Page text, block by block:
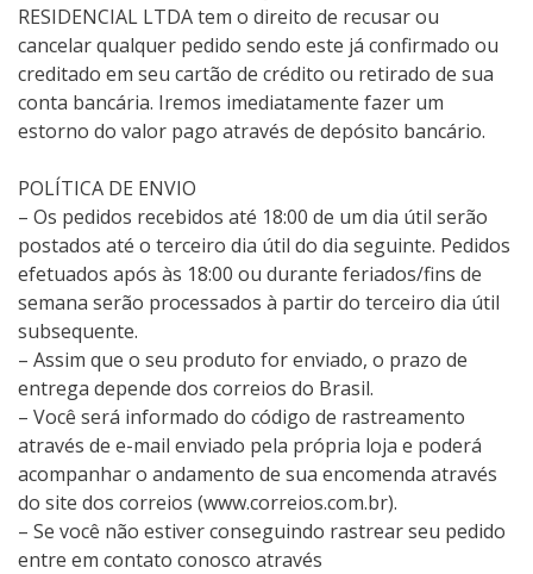
RESIDENCIAL LTDA tem o direito de recusar ou
cancelar qualquer pedido sendo este já confirmado ou
creditado em seu cartão de crédito ou retirado de sua
conta bancária. Iremos imediatamente fazer um
estorno do valor pago através de depósito bancário.
POLÍTICA DE ENVIO
– Os pedidos recebidos até 18:00 de um dia útil serão
postados até o terceiro dia útil do dia seguinte. Pedidos
efetuados após às 18:00 ou durante feriados/fins de
semana serão processados à partir do terceiro dia útil
subsequente.
– Assim que o seu produto for enviado, o prazo de
entrega depende dos correios do Brasil.
– Você será informado do código de rastreamento
através de e-mail enviado pela própria loja e poderá
acompanhar o andamento de sua encomenda através
do site dos correios (www.correios.com.br).
– Se você não estiver conseguindo rastrear seu pedido
entre em contato conosco através